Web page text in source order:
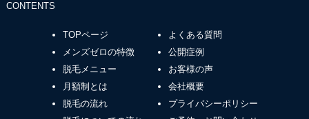
CONTENTS
TOPページ
メンズゼロの特徴
脱毛メニュー
月額制とは
脱毛の流れ
よくある質問
公開症例
お客様の声
会社概要
プライバシーポリシー